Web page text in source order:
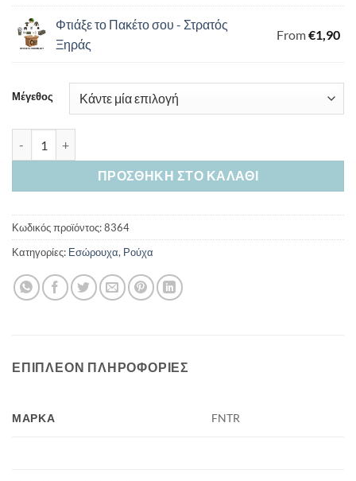
Φτιάξε το Πακέτο σου - Στρατός
Ξηράς
From€1,90
Μέγεθος
ΠΡΟΣΘΉΚΗ ΣΤΟ ΚΑΛΆΘΙ
Κωδικός προϊόντος:8364
Κατηγορίες: Εσώρουχα, Ρούχα
ΕΠΙΠΛΈΟΝ ΠΛΗΡΟΦΟΡΊΕΣ
ΜΆΡΚΑ FNTR